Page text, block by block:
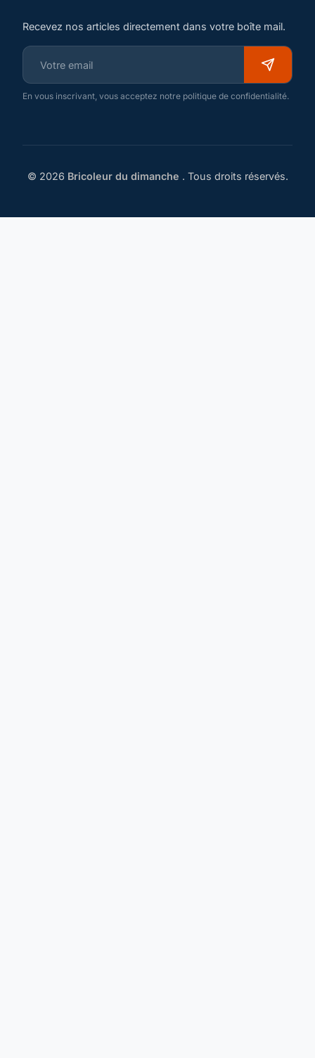
Recevez nos articles directement dans votre boîte mail.
En vous inscrivant, vous acceptez notre politique de confidentialité.
© 2026 Bricoleur du dimanche . Tous droits réservés.